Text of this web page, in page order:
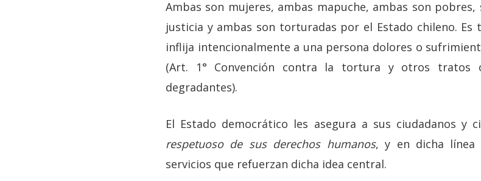
Ambas son mujeres, ambas mapuche, ambas son
justicia y ambas son torturadas por el Estado chileno.
inflija intencionalmente a una persona dolores o
(Art. 1° Convención contra la tortura y otros tratos
degradantes).
El Estado democrático les asegura a sus ciudadanos y
respetuoso de sus derechos humanos, y en dicha línea
servicios que refuerzan dicha idea central.